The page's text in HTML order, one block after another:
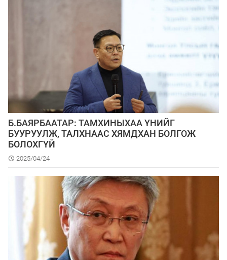
Б.БАЯРБААТАР: ТАМХИНЫХАА ҮНИЙГ
БУУРУУЛЖ, ТАЛХНААС ХЯМДХАН БОЛГОЖ
БОЛОХГҮЙ
2025/04/24